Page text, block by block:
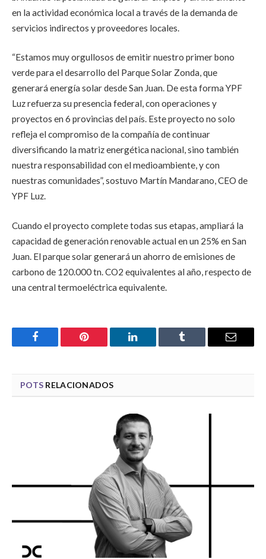
en la actividad económica local a través de la demanda de
servicios indirectos y proveedores locales.
“Estamos muy orgullosos de emitir nuestro primer bono
verde para el desarrollo del Parque Solar Zonda, que
generará energía solar desde San Juan. De esta forma YPF
Luz refuerza su presencia federal, con operaciones y
proyectos en 6 provincias del país. Este proyecto no solo
refleja el compromiso de la compañía de continuar
diversificando la matriz energética nacional, sino también
nuestra responsabilidad con el medioambiente, y con
nuestras comunidades”, sostuvo Martín Mandarano, CEO de
YPF Luz.
Cuando el proyecto complete todas sus etapas, ampliará la
capacidad de generación renovable actual en un 25% en San
Juan. El parque solar generará un ahorro de emisiones de
carbono de 120.000 tn. CO2 equivalentes al año, respecto de
una central termoeléctrica equivalente.
Facebook Pinterest LinkedIn Tumblr Email
POTS RELACIONADOS